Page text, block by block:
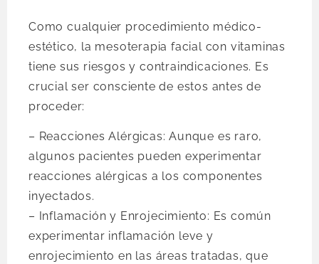
Como cualquier procedimiento médico-
estético, la mesoterapia facial con vitaminas
tiene sus riesgos y contraindicaciones. Es
crucial ser consciente de estos antes de
proceder:
– Reacciones Alérgicas: Aunque es raro,
algunos pacientes pueden experimentar
reacciones alérgicas a los componentes
inyectados.
– Inflamación y Enrojecimiento: Es común
experimentar inflamación leve y
enrojecimiento en las áreas tratadas, que